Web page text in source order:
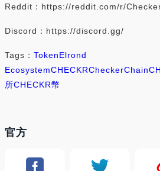
Reddit：https://reddit.com/r/
Discord：https://discord.gg/
Tags： TokenElrond
EcosystemCHECKRCheckerChain
所CHECKR幣
官方